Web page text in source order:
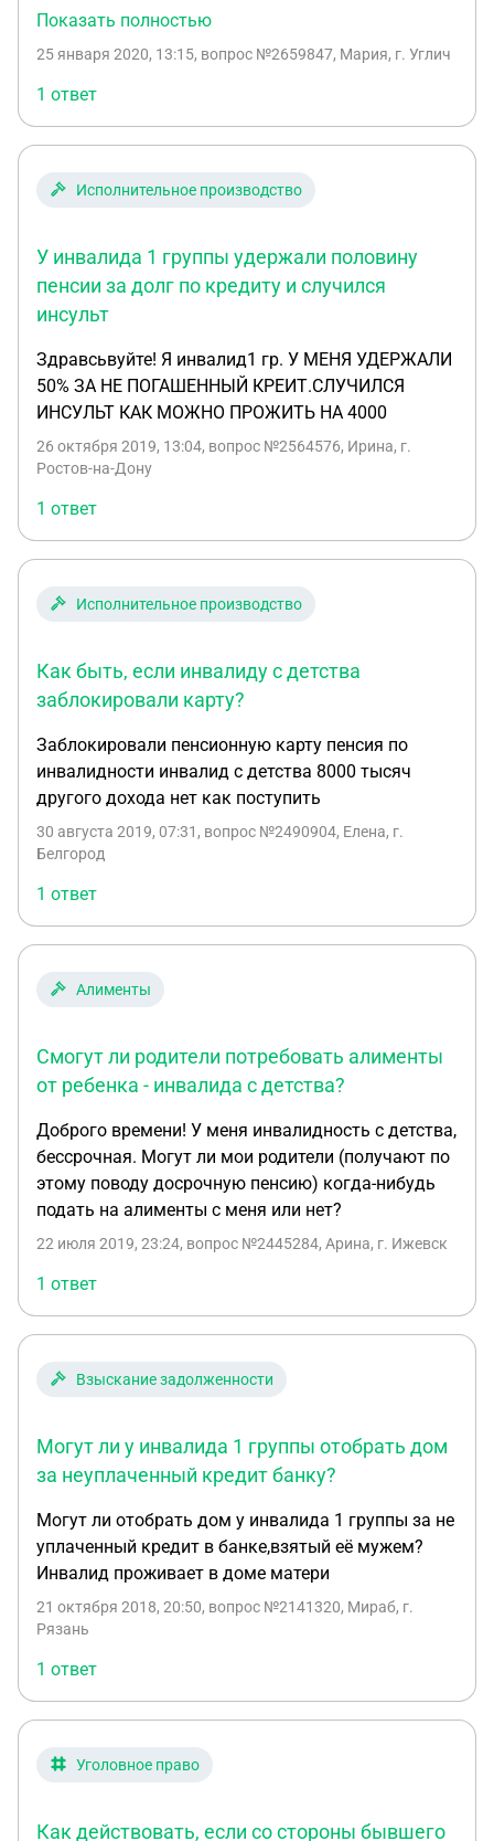
родительских прав, но за два года до
правах. Учитывая данный факт, у меня вопрос-
сохранена ли за мной льгота для досрочного
выхода на пенсию? спасибо.
Показать полностью
25 января 2020, 13:15, вопрос №2659847, Мария, г. Углич
1 ответ
Исполнительное производство
У инвалида 1 группы удержали половину
пенсии за долг по кредиту и случился
инсульт
Здравсьвуйте! Я инвалид1 гр. У МЕНЯ УДЕРЖАЛИ
50% ЗА НЕ ПОГАШЕННЫЙ КРЕИТ.СЛУЧИЛСЯ
ИНСУЛЬТ КАК МОЖНО ПРОЖИТЬ НА 4000
26 октября 2019, 13:04, вопрос №2564576, Ирина, г.
Ростов-на-Дону
1 ответ
Исполнительное производство
Как быть, если инвалиду с детства
заблокировали карту?
Заблокировали пенсионную карту пенсия по
инвалидности инвалид с детства 8000 тысяч
другого дохода нет как поступить
30 августа 2019, 07:31 , вопрос №2490904, Елена, г.
Белгород
1 ответ
Алименты
Смогут ли родители потребовать алименты
от ребенка - инвалида с детства?
Доброго времени! У меня инвалидность с детства,
бессрочная. Могут ли мои родители (получают по
этому поводу досрочную пенсию) когда-нибудь
подать на алименты с меня или нет?
22 июля 2019, 23:24, вопрос №2445284, Арина, г. Ижевск
1 ответ
Взыскание задолженности
Могут ли у инвалида 1 группы отобрать дом
за неуплаченный кредит банку?
Могут ли отобрать дом у инвалида 1 группы за не
уплаченный кредит в банке,взятый её мужем?
Инвалид проживает в доме матери
21 октября 2018, 20:50, вопрос №2141320, Мираб, г.
Рязань
1 ответ
Уголовное право
Как действовать, если со стороны бывшего